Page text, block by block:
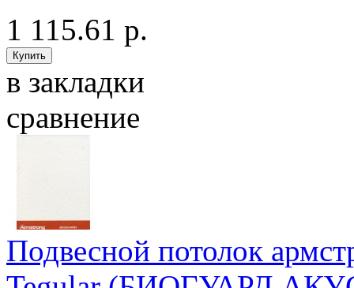
1 115.61 р.
в закладки
сравнение
Подвесной потолок